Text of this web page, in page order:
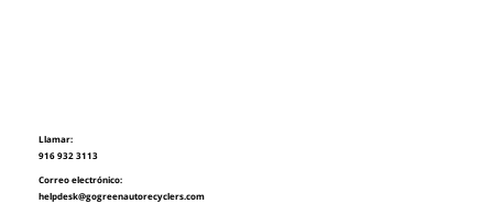
Llamar:
916 932 3113
Correo electrónico:
helpdesk@gogreenautorecyclers.com